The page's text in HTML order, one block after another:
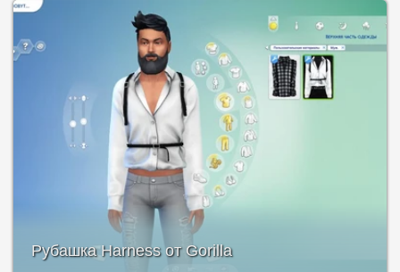
Рубашка Harness от Gorilla